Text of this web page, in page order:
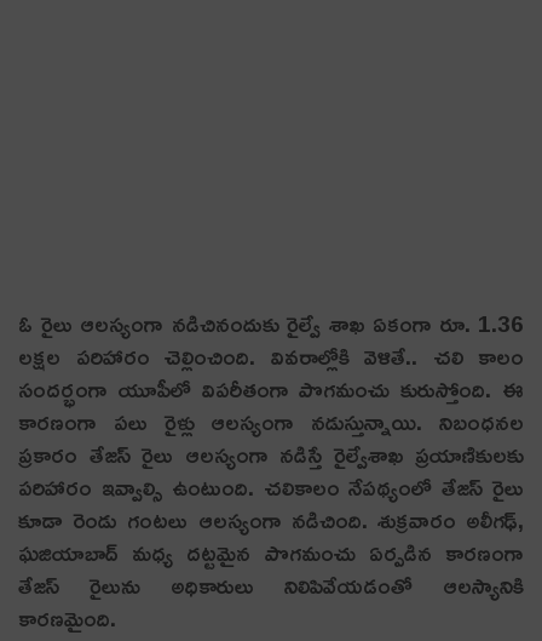
ఓ రైలు ఆల‌స్యంగా న‌డిచినందుకు రైల్వే శాఖ ఏకంగా రూ. 1.36
ల‌క్ష‌ల ప‌రిహారం చెల్లించింది. వివ‌రాల్లోకి వెళితే.. చ‌లి కాలం
సందర్భంగా యూపీలో విపరీతంగా పొగమంచు కురుస్తోంది. ఈ
కారణంగా పలు రైళ్లు ఆలస్యంగా నడుస్తున్నాయి. నిబంధనల
ప్రకారం తేజస్ రైలు ఆలస్యంగా నడిస్తే రైల్వేశాఖ ప్రయాణికులకు
పరిహారం ఇవ్వాల్సి ఉంటుంది. చలికాలం నేపథ్యంలో తేజస్ రైలు
కూడా రెండు గంటలు ఆలస్యంగా నడిచింది. శుక్రవారం అలీగఢ్,
ఘజియాబాద్ మధ్య దట్టమైన పొగమంచు ఏర్పడిన కారణంగా
తేజస్ రైలును అధికారులు నిలిపివేయడంతో ఆలస్యానికి
కారణమైంది.